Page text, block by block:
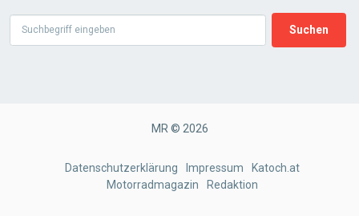
MR © 2026
Datenschutzerklärung Impressum
Katoch.at
Motorradmagazin
Redaktion